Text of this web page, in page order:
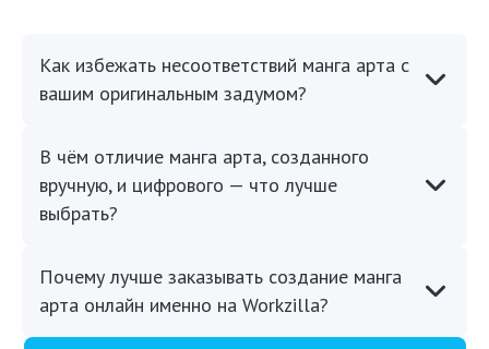
Как избежать несоответствий манга арта с
вашим оригинальным задумом?
В чём отличие манга арта, созданного
вручную, и цифрового — что лучше
выбрать?
Почему лучше заказывать создание манга
арта онлайн именно на Workzilla?